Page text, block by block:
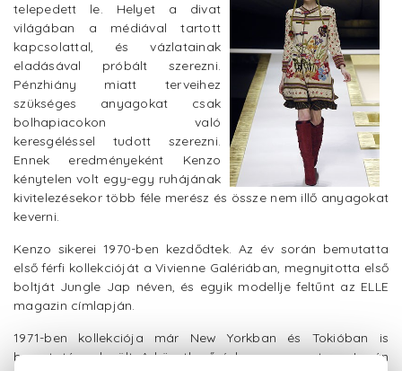
telepedett le. Helyet a divat
világában a médiával tartott
kapcsolattal, és vázlatainak
eladásával próbált szerezni.
Pénzhiány miatt terveihez
szükséges anyagokat csak
bolhapiacokon való
keresgéléssel tudott szerezni.
Ennek eredményeként Kenzo
kénytelen volt egy-egy ruhájának
kivitelezésekor több féle merész és össze nem illő anyagokat
keverni.
Kenzo sikerei 1970-ben kezdődtek. Az év során bemutatta
első férfi kollekcióját a Vivienne Galériában, megnyitotta első
boltját Jungle Jap néven, és egyik modellje feltűnt az ELLE
magazin címlapján.
1971-ben kollekciója már New Yorkban és Tokióban is
bemutatásra került. A következő évben megnyerte a Japán